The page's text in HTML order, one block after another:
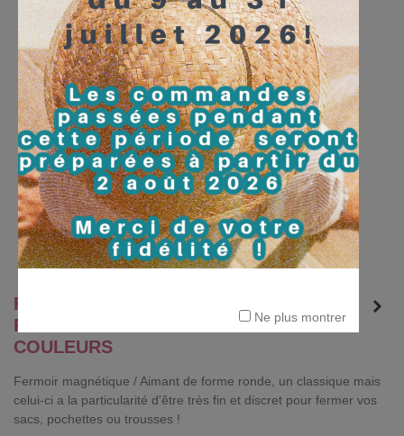
FERMOIR MAGNÉTIQUE / AIMANT -
ROND EXTRA FIN - 18 MM - 5
COULEURS
Fermoir magnétique / Aimant de forme ronde, un classique mais
celui-ci a la particularité d'être très fin et discret pour fermer vos
sacs, pochettes ou trousses !
Ne plus montrer